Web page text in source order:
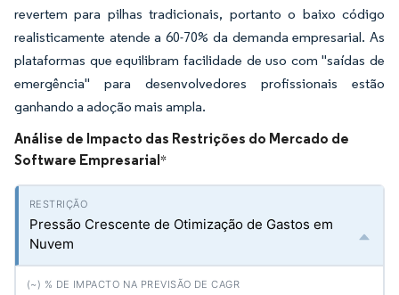
revertem para pilhas tradicionais, portanto o baixo código
realisticamente atende a 60-70% da demanda empresarial. As
plataformas que equilibram facilidade de uso com "saídas de
emergência" para desenvolvedores profissionais estão
ganhando a adoção mais ampla.
Análise de Impacto das Restrições do Mercado de
Software Empresarial*
Pressão Crescente de Otimização de Gastos em
Nuvem